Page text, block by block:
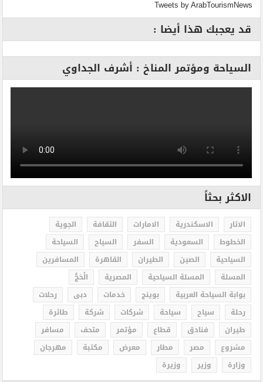
Tweets by ArabTourismNews
قد يعجبك هذا أيضا :
السياحة ومؤتمر المناخ : أشرف الجداوي
الاكثر بحثاً
الاثار الاسكندرية الامارات الثقافة
الجوية
الخطوط
السعودية السفر السياح
السياحة
السياحية
الصين الطيران القاهرة
المسافرين
المسلة
المسلة السياحية المصرية
الْحَجُّ
بوابة السياحة العربية
بوينج خدمات دبى
رحلات
رحلة
سياح سياحة شركات شركة
طائرة
طيران
فنادق قطاع مؤتمر متحف
مسافر
مشروع
مصر مطار معرض مكتبة
مهرجان
وزارة
وزير وزيرة